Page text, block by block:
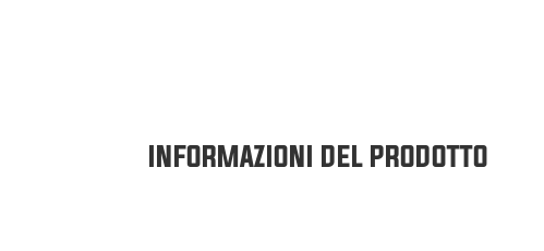
INFORMAZIONI DEL PRODOTTO